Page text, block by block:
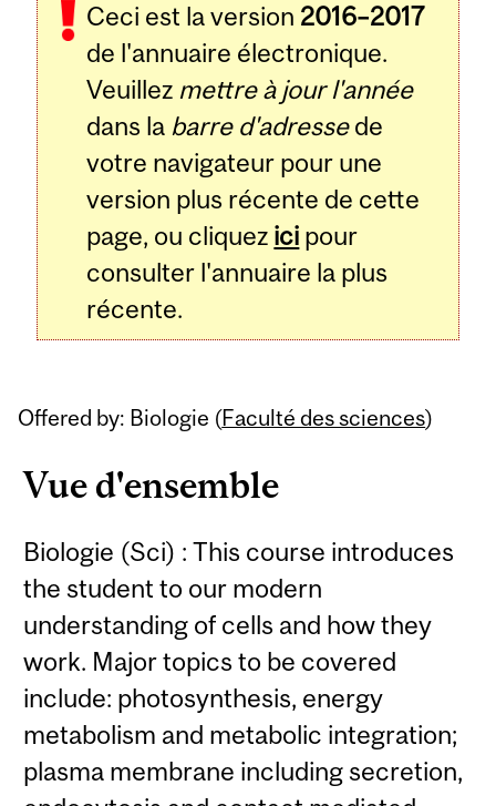
Ceci est la version 2016–2017
de l'annuaire électronique.
Veuillez mettre à jour l'année
dans la barre d'adressede
votre navigateur pour une
version plus récente de cette
page, ou cliquez ici pour
consulter l'annuaire la plus
récente.
Offered by: Biologie (Faculté des sciences)
Vue d'ensemble
Biologie (Sci) : This course introduces
the student to our modern
understanding of cells and how they
work. Major topics to be covered
include: photosynthesis, energy
metabolism and metabolic integration;
plasma membrane including secretion,